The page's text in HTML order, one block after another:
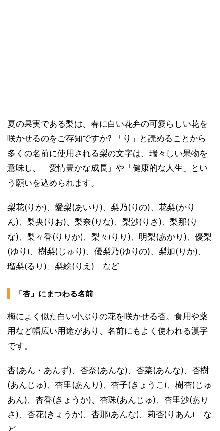
夏の果実である梨は、春に白い花弁の可愛らしい花を
咲かせるのをご存知ですか? 「り」と読めることから
多くの名前に使用される梨の文字は、瑞々しい果物を
意味し、「愛情豊かな成長」や「健康的な人生」とい
う願いを込められます。
梨花(りか)、愛梨(あいり)、梨乃(りの)、花梨(かり
ん)、梨央(りお)、梨奈(りな)、梨沙(りさ)、梨那(り
な)、梨々香(りりか)、梨々(りり)、明梨(あかり)、優梨
(ゆり)、樹梨(じゅり)、優梨乃(ゆりの)、梨加(りか)、
瑠梨(るり)、梨絵(りえ) など
「杏」にまつわる名前
梅によく似た白い小ぶりの花を咲かせる杏。食用や薬
用など幅広い用途があり、名前にもよく使われる漢字
です。
杏(あん・あんず)、杏奈(あんな)、杏菜(あんな)、杏樹
(あんじゅ)、杏里(あんり)、杏子(きょうこ)、樹杏(じゅ
あん)、杏香(きょうか)、杏珠(あんじゅ)、杏里沙(あり
さ)、杏花(きょうか)、杏那(あんな)、莉杏(りあん) な